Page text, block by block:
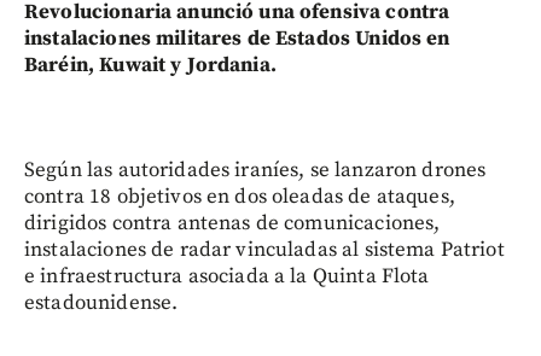
Revolucionaria anunció una ofensiva contra
instalaciones militares de Estados Unidos en
Baréin, Kuwait y Jordania.
Según las autoridades iraníes, se lanzaron drones
contra 18 objetivos en dos oleadas de ataques,
dirigidos contra antenas de comunicaciones,
instalaciones de radar vinculadas al sistema Patriot
e infraestructura asociada a la Quinta Flota
estadounidense.